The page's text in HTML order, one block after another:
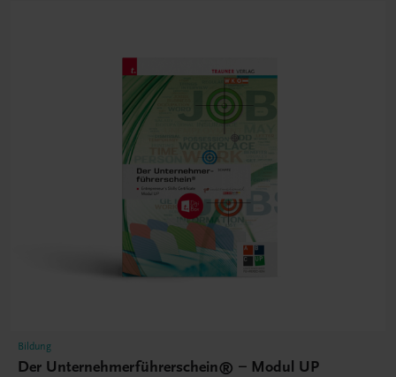
Bildung
Der Unternehmerführerschein® – Modul UP